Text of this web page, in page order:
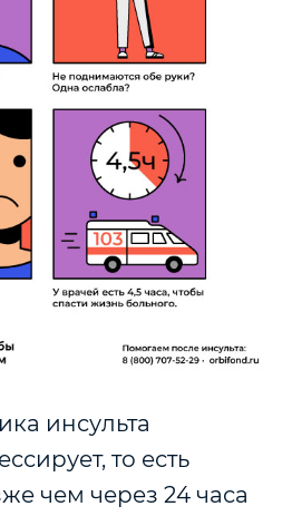
инсульта
то есть
чем через 24 часа